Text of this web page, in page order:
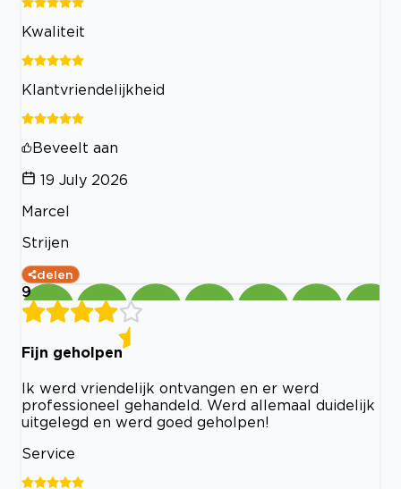
Kwaliteit
Klantvriendelijkheid
Beveelt aan
19 July 2026
Marcel
Strijen
delen
9
Fijn geholpen
Ik werd vriendelijk ontvangen en er werd
professioneel gehandeld. Werd allemaal duidelijk
uitgelegd en werd goed geholpen!
Service